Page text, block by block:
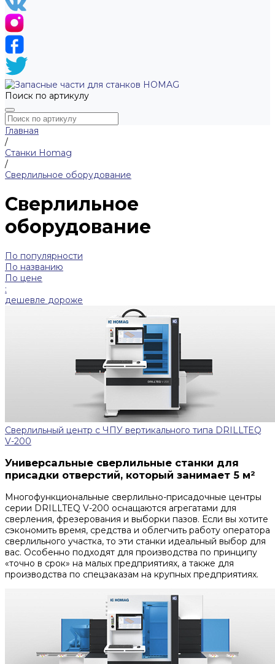
Поиск по артикулу
Главная
/
Станки Homag
/
Сверлильное оборудование
Сверлильное
оборудование
По популярности
По названию
По цене
:
дешевле дороже
Сверлильный центр с ЧПУ вертикального типа DRILLTEQ
V-200
Универсальные сверлильные станки для
присадки отверстий, который занимает 5 м²
Многофункциональные сверлильно-присадочные центры
серии DRILLTEQ V-200 оснащаются агрегатами для
сверления, фрезерования и выборки пазов. Если вы хотите
сэкономить время, средства и облегчить работу оператора
сверлильного участка, то эти станки идеальный выбор для
вас. Особенно подходят для производства по принципу
«точно в срок» на малых предприятиях, а также для
производства по спецзаказам на крупных предприятиях.